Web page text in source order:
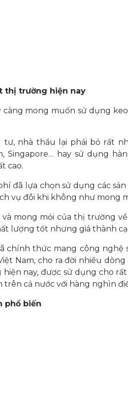
thị trường hiện nay
mong muốn sử dụng
nhà thầu lại phải bỏ rất
Singapore… hay sử dụng
cao.
đã lựa chọn sử dụng các
vụ đôi khi không như mong
mong mỏi của thị trường
lượng tốt nhưng giá thành
chính thức mang công
Nam, cho ra đời nhiều
nay, được sử dụng cho
cả nước với hàng nghìn
phổ biến